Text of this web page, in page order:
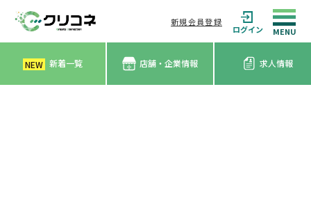
新規会員登録
ログイン
NEW 新着一覧 店舗・企業情報 求人情報